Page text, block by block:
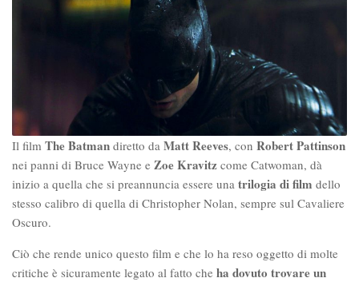
Il film The Batman diretto da Matt Reeves, con Robert Pattinson
nei panni di Bruce Wayne e Zoe Kravitz come Catwoman, dà
inizio a quella che si preannuncia essere una trilogia di film dello
stesso calibro di quella di Christopher Nolan, sempre sul Cavaliere
Oscuro.
Ciò che rende unico questo film e che lo ha reso oggetto di molte
critiche è sicuramente legato al fatto che ha dovuto trovare un